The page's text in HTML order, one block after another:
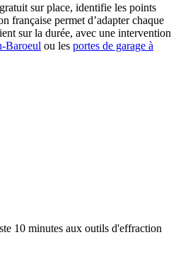
sur place, identifie les points
française permet d’adapter chaque
sur la durée, avec une intervention
Baroeul ou les portes de garage à
10 minutes aux outils d'effraction